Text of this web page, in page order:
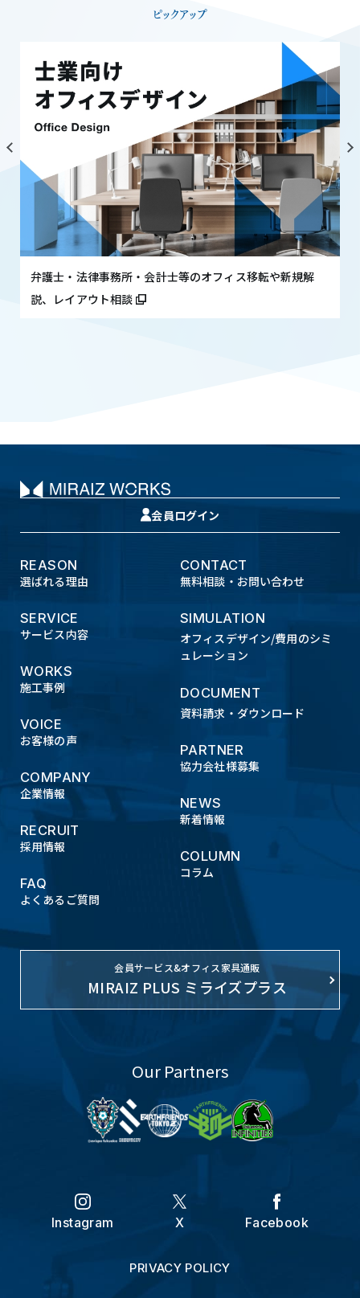
ピックアップ
弁護士・法律事務所・会計士等のオフィス移転や新規解
説、レイアウト相談
会員ログイン
REASON
選ばれる理由
SERVICE
サービス内容
WORKS
施工事例
VOICE
お客様の声
COMPANY
企業情報
RECRUIT
採用情報
FAQ
よくあるご質問
CONTACT
無料相談・お問い合わせ
SIMULATION
オフィスデザイン/費用のシミ
ュレーション
DOCUMENT
資料請求・ダウンロード
PARTNER
協力会社様募集
NEWS
新着情報
COLUMN
コラム
会員サービス&オフィス家具通販
MIRAIZ PLUS ミライズプラス
Our Partners
Instagram X Facebook
PRIVACY POLICY